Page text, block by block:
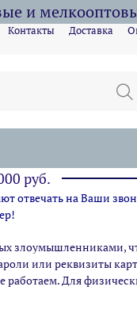
и
Контакты Доставка
руб.
отвечать на Ваши
злоумышленниками,
или реквизиты
Для